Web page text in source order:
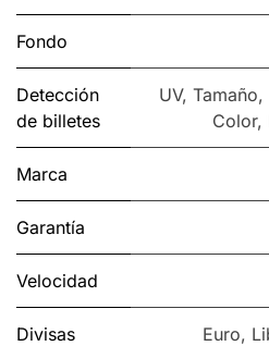
Fondo
Detección
de billetes
UV, Tamaño,
Color,
Marca
Garantía
Velocidad
Divisas Euro,